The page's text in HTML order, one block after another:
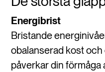
Energibrist
Bristande
obalanserad kost
påverkar din